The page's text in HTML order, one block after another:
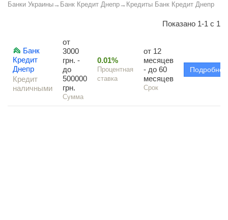
Банки Украины→ Банк Кредит Днепр→ Кредиты Банк Кредит Днепр
Показано 1-1 с 1
Банк
Кредит
Днепр
Кредит
наличными
от
3000
грн. -
до
500000
грн.
Сумма
0.01%
Процентная
ставка
от 12
месяцев
- до 60
месяцев
Срок
Подробно